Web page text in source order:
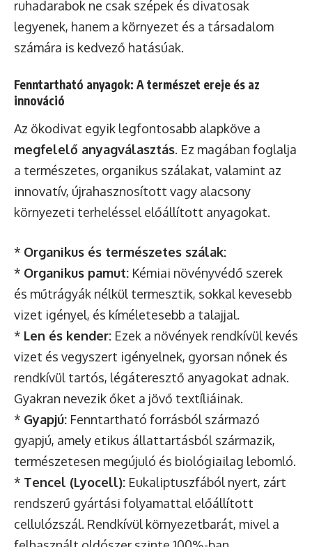
ruhadarabok ne csak szépek és divatosak
legyenek, hanem a környezet és a társadalom
számára is kedvező hatásúak.
Fenntartható anyagok: A természet ereje és az
innováció
Az ökodivat egyik legfontosabb alapköve a
megfelelő anyagválasztás. Ez magában foglalja
a természetes, organikus szálakat, valamint az
innovatív, újrahasznosított vagy alacsony
környezeti terheléssel előállított anyagokat.
* Organikus és természetes szálak:
* Organikus pamut: Kémiai növényvédő szerek
és műtrágyák nélkül termesztik, sokkal kevesebb
vizet igényel, és kíméletesebb a talajjal.
* Len és kender: Ezek a növények rendkívül kevés
vizet és vegyszert igényelnek, gyorsan nőnek és
rendkívül tartós, légáteresztő anyagokat adnak.
Gyakran nevezik őket a jövő textíliáinak.
* Gyapjú: Fenntartható forrásból származó
gyapjú, amely etikus állattartásból származik,
természetesen megújuló és biológiailag lebomló.
* Tencel (Lyocell): Eukaliptuszfából nyert, zárt
rendszerű gyártási folyamattal előállított
cellulózszál. Rendkívül környezetbarát, mivel a